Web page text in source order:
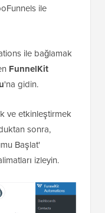
ile
ile bağlamak
FunnelKit
'na gidin.
ve etkinleştirmek
sonra,
Başlat'
izleyin.